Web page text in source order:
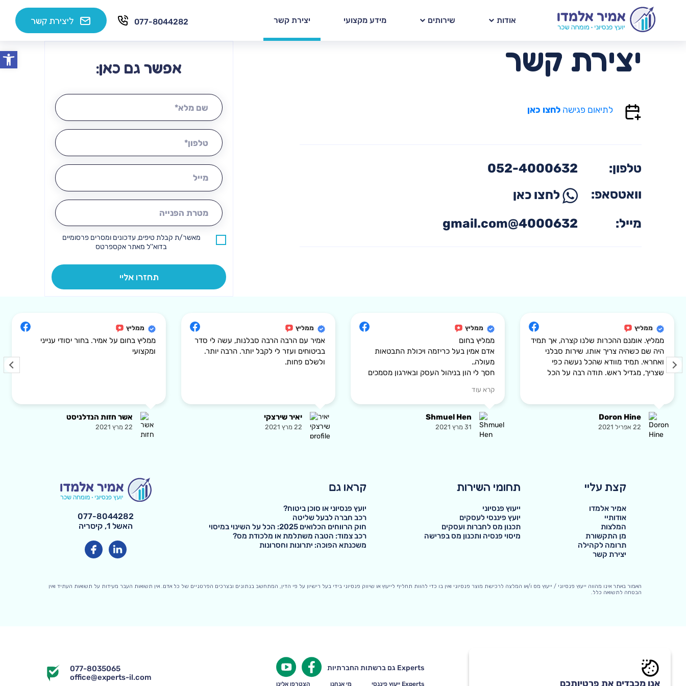
פתח
אודות שירותים מידע מקצועי יצירת קשר 077-8044282 ליצירת קשר
יצירת קשר
לתיאום פגישה לחצו כאן
טלפון:
052-4000632
וואטסאפ:
לחצו כאן
מייל:
4000632@gmail.com
אפשר גם כאן:
שם מלא:
טלפון:
מייל:
מטרת הפנייה:
מאשר/ת קבלת טיפים, עדכונים ומסרים פרסומיים
בדוא''ל מאתר אקספרטס
ממליץ
ממליץ בחום על אמיר. בחור יסודי ענייני
ומקצועי
אשר חזות הנדלניסט
22 מרץ 2021
ממליץ
אמיר עם הרבה הרבה סבלנות, עשה לי סדר
בביטוחים ועזר לי לקבל יותר. הרבה יותר.
ולשלם פחות.
יאיר שירצקי
22 מרץ 2021
ממליץ
ממליץ בחום
אדם אמין בעל כריזמה ויכולת התבטאות
מעולה..
חסך לי הון בניהול העסק ובאירגון מסמכים
יחסי אנוש גבוהים ויושר אמיתי!
קרא עוד
Shmuel Hen
31 מרץ 2021
ממליץ
ממליץ. אומנם ההכרות שלנו קצרה, אך תמיד
היה שם כשהיה צריך אותו. שירות סבלני
ואחראי. תמיד מוודא שהכל נעשה כפי
שצריך, מגדיל ראש. תודה רבה על הכל
Doron Hine
22 אפריל 2021
קצת עליי
אמיר אלמדו
אודותיי
המלצות
מן התקשורת
תרומה לקהילה
יצירת קשר
תחומי השירות
ייעוץ פנסיוני
יועץ פיננסי לעסקים
תכנון מס לחברות ועסקים
מיסוי פנסיה ותכנון מס בפרישה
קראו גם
יועץ פנסיוני או סוכן ביטוח?
רכב חברה לבעל שליטה
חוק הרווחים הכלואים 2025: הכל על השינוי במיסוי
רכב צמוד: הטבה משתלמת או מלכודת מס?
משכנתא הפוכה: יתרונות וחסרונות
077-8044282
האשל 1, קיסריה
האמור באתר אינו מהווה ייעוץ פנסיוני / ייעוץ מס ו/או המלצה לרכישת מוצר פנסיוני ואין בו כדי להוות תחליף לייעוץ או שיווק פנסיוני בידי בעל רישיון על פי הדין, המתחשב בנתונים ובצרכים הפרטניים של כל אדם. אין תשואות העבר מעידות על תשואות העתיד ואין
הבטחה לתשואה כלל.
Experts גם ברשתות החברתיות
Experts ייעוץ פיננסי מי אנחנו הצטרפו אלינו
077-8035065
office@experts-il.com
אנו מכבדים את פרטיותכם